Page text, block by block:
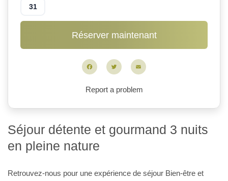
Séjour détente et gourmand 3 nuits
en pleine nature
Retrouvez-nous pour une expérience de séjour Bien-être et
31
FacebookTwitter
Report a problem